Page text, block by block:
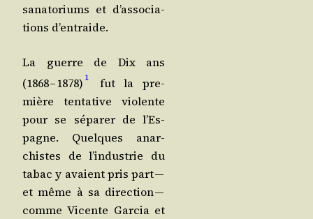
sana­to­riums et d’as­so­cia­
tions d’entraide.
La guerre de Dix ans
(1868 – 1878) 1
fut la pre­
mière ten­ta­tive vio­lente
pour se sépa­rer de l’Es­
pagne. Quelques anar­
chistes de l’in­dus­trie du
tabac y avaient pris part —
et même à sa direc­tion —
comme Vicente Gar­cia et